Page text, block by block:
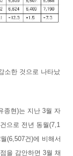
소한 것으로 나타났
종현)는 지난 3월 자
으로 전년 동월(7,1
(6,507건)에 비해서
을 감안하면 3월 채